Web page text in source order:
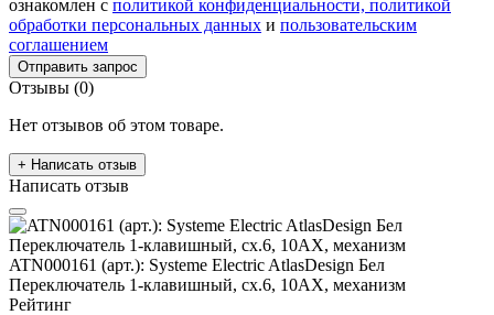
ознакомлен с политикой конфиденциальности, политикой
обработки персональных данных и пользовательским
соглашением
Отправить запрос
Отзывы (0)
Нет отзывов об этом товаре.
+ Написать отзыв
Написать отзыв
ATN000161 (арт.): Systeme Electric AtlasDesign Бел
Переключатель 1-клавишный, сх.6, 10АХ, механизм
Рейтинг